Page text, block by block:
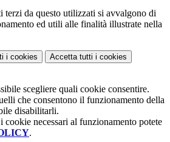
terzi da questo utilizzati si avvalgono di
ed utili alle finalità illustrate nella
i cookies Accetta tutti i cookies
scegliere quali cookie consentire.
che consentono il funzionamento della
disabilitarli.
cookie necessari al funzionamento potete
.